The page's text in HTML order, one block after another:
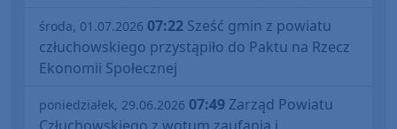
środa, 01.07.2026 07:22 Sześć gmin z powiatu
człuchowskiego przystąpiło do Paktu na Rzecz
Ekonomii Społecznej
poniedziałek, 29.06.2026 07:49 Zarząd Powiatu